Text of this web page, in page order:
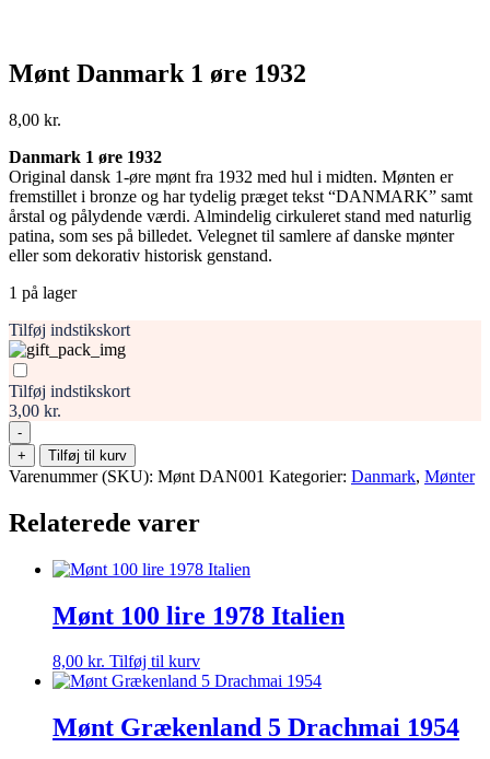
Mønt Danmark 1 øre 1932
8,00 kr.
Danmark 1 øre 1932
Original dansk 1-øre mønt fra 1932 med hul i midten. Mønten er
fremstillet i bronze og har tydelig præget tekst “DANMARK” samt
årstal og pålydende værdi. Almindelig cirkuleret stand med naturlig
patina, som ses på billedet. Velegnet til samlere af danske mønter
eller som dekorativ historisk genstand.
1 på lager
Tilføj indstikskort
Tilføj indstikskort
3,00 kr.
-
Mønt
Danmark
øre
1932
+ Tilføj til kurv
Varenummer (SKU): Mønt DAN001 Kategorier: Danmark, Mønter
Relaterede varer
Mønt 100 lire 1978 Italien
8,00 kr. Tilføj til kurv
Mønt Grækenland 5 Drachmai 1954